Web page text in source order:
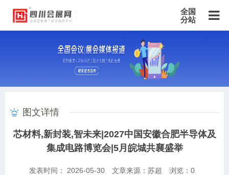
全国
分站
主站
广东站 重庆站 天津站 江苏站
河南站 河北站
甘肃站
新疆站
四川站
图文详情
芯材料,新封装,智未来|2027中国安徽合肥半导体及
集成电路博览会|5月皖城共襄盛举
发表时间： 2026-05-30 文章来源：苏超 浏览： 0